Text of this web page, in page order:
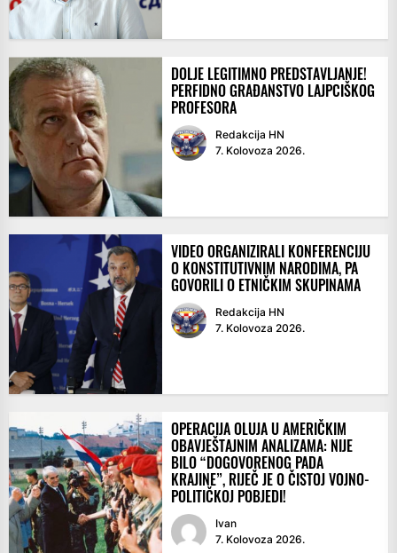
DOLJE LEGITIMNO PREDSTAVLJANJE!
PERFIDNO GRAĐANSTVO LAJPCIŠKOG
PROFESORA
Redakcija HN
7. Kolovoza 2026.
VIDEO ORGANIZIRALI KONFERENCIJU
O KONSTITUTIVNIM NARODIMA, PA
GOVORILI O ETNIČKIM SKUPINAMA
Redakcija HN
7. Kolovoza 2026.
OPERACIJA OLUJA U AMERIČKIM
OBAVJEŠTAJNIM ANALIZAMA: NIJE
BILO “DOGOVORENOG PADA
KRAJINE”, RIJEČ JE O ČISTOJ VOJNO-
POLITIČKOJ POBJEDI!
Ivan
7. Kolovoza 2026.